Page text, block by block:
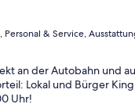
Personal & Service,
an der Autobahn und
Lokal und Bürger
Uhr!